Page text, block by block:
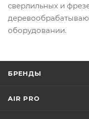
сверлильных и
оборудовании.
БРЕНДЫ
AIR PRO